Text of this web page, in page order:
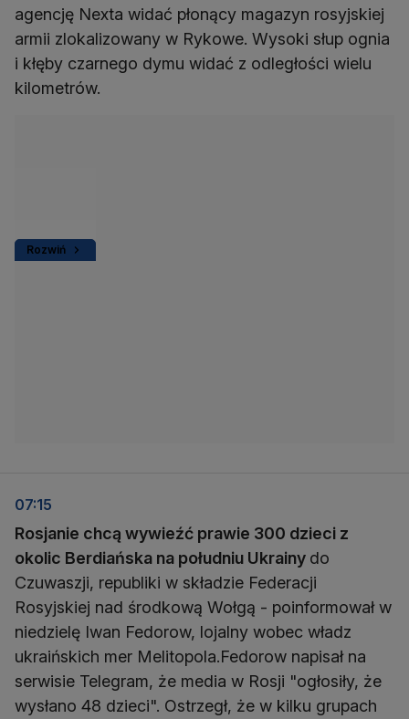
agencję Nexta widać płonący magazyn rosyjskiej
armii zlokalizowany w Rykowe. Wysoki słup ognia
i kłęby czarnego dymu widać z odległości wielu
kilometrów.
Rozwiń
07:15
Rosjanie chcą wywieźć prawie 300 dzieci z
okolic Berdiańska na południu Ukrainy do
Czuwaszji, republiki w składzie Federacji
Rosyjskiej nad środkową Wołgą - poinformował w
niedzielę Iwan Fedorow, lojalny wobec władz
ukraińskich mer Melitopola.Fedorow napisał na
serwisie Telegram, że media w Rosji "ogłosiły, że
wysłano 48 dzieci". Ostrzegł, że w kilku grupach